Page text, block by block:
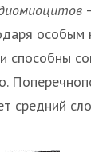
особым
способны
средний